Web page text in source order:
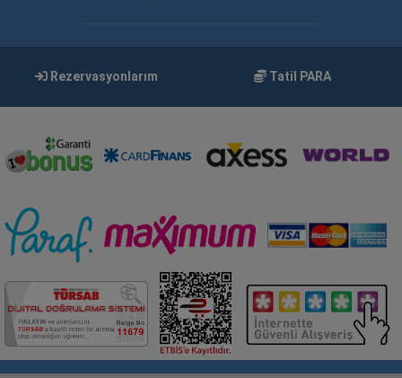
Rezervasyonlarım Tatil PARA